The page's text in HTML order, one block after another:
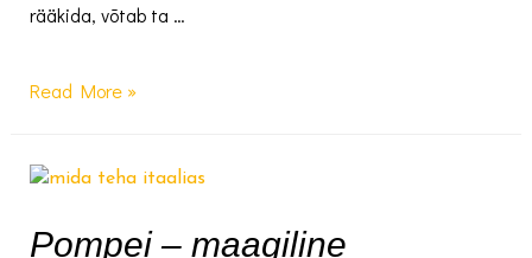
rääkida, võtab ta …
Fotolugu
silla
ja
Read More »
Pompei – maagiline